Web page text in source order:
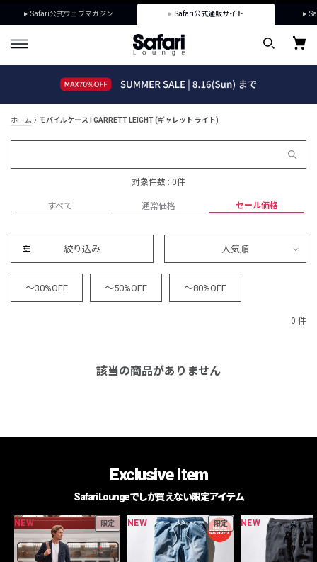
Safari公式ウェブマガジン Safari公式通販サイト
ホーム モバイルケース | GARRETT LEIGHT (ギャレット ライト)
対象件数 : 0件
すべて 通常価格 セール価格
絞り込み 人気順
～30%OFF ～50%OFF ～80%OFF
0 件
該当の商品がありません
Exclusive Item
Safari Loungeでしか買えない限定アイテム
NEW 限定 NEW 限定 NEW